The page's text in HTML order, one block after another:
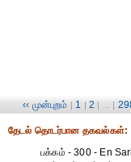
‹‹ முன்புறம் | 1 | 2 | ... |
தேட‌ல் தொட‌ர்பான தகவ‌ல்க‌ள்:
பக்கம் - 300 - En